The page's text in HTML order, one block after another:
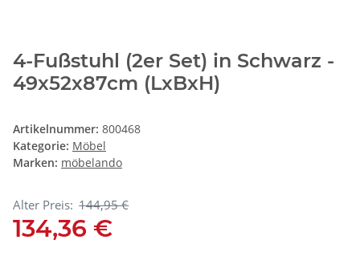
4-Fußstuhl (2er Set) in Schwarz -
49x52x87cm (LxBxH)
Artikelnummer: 800468
Kategorie: Möbel
Marken: möbelando
Alter Preis: 144,95 €
134,36 €